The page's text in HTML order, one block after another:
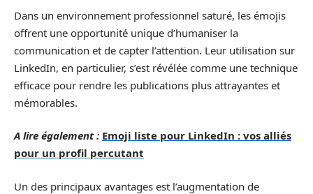
Dans un environnement professionnel saturé, les émojis
offrent une opportunité unique d’humaniser la
communication et de capter l’attention. Leur utilisation sur
LinkedIn, en particulier, s’est révélée comme une technique
efficace pour rendre les publications plus attrayantes et
mémorables.
A lire également : Emoji liste pour LinkedIn : vos alliés
pour un profil percutant
Un des principaux avantages est l’augmentation de